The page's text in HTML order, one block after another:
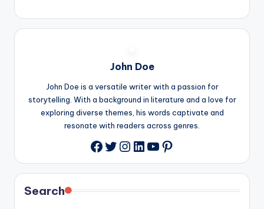
John Doe
John Doe is a versatile writer with a passion for
storytelling. With a background in literature and a love for
exploring diverse themes, his words captivate and
resonate with readers across genres.
Facebook
Twitter
Instagram
LinkedIn
YouTube
Pinterest
Search